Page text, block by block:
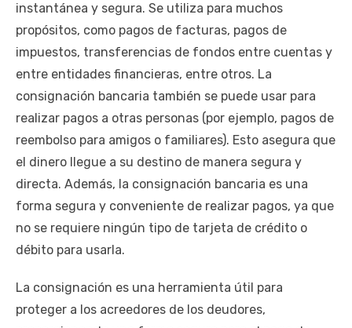
instantánea y segura. Se utiliza para muchos
propósitos, como pagos de facturas, pagos de
impuestos, transferencias de fondos entre cuentas y
entre entidades financieras, entre otros. La
consignación bancaria también se puede usar para
realizar pagos a otras personas (por ejemplo, pagos de
reembolso para amigos o familiares). Esto asegura que
el dinero llegue a su destino de manera segura y
directa. Además, la consignación bancaria es una
forma segura y conveniente de realizar pagos, ya que
no se requiere ningún tipo de tarjeta de crédito o
débito para usarla.
La consignación es una herramienta útil para
proteger a los acreedores de los deudores,